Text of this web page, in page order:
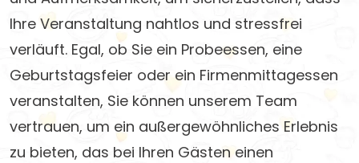
Ihre Veranstaltung nahtlos und stressfrei
verläuft. Egal, ob Sie ein Probeessen, eine
Geburtstagsfeier oder ein Firmenmittagessen
veranstalten, Sie können unserem Team
vertrauen, um ein außergewöhnliches Erlebnis
zu bieten, das bei Ihren Gästen einen